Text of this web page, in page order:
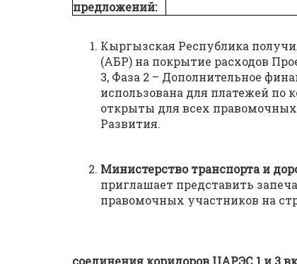
предложений:
Кыргызская Республика
(АБР) на покрытие расходов
3, Фаза 2 – Дополнительное
использована для платежей по
открыты для всех правомочных
Развития.
Министерство транспорта и
приглашает представить
правомочных участников на
соединения коридоров ЦАРЭС 1 и 3